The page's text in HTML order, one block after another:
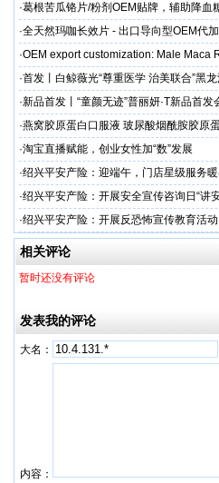
·葛根苦瓜铬片/粉剂OEM贴牌，辅助降血
·全天然玛咖长效片 - 出口导向型OEM代
加剂
·OEM export customization: Male Maca
·首发丨白鲸薇光“尊重医学 治美联合”黑
超龙医美成功举办！胶原领域创新突破，
·新品首发丨“童颜无迹”普丽妍·T新品首
成功举办 李远宏教授受邀参会并进行相
·燕窝胶原蛋白口服液 玻尿酸烟酰胺胶原
牌
·淘宝直播赋能，创业女性加“数”发展
·绍兴平安产险：迎端午，门店星级服务
·绍兴平安产险：开展安全宣传咨询日“讲
·绍兴平安产险：开展反恐怖宣传教育活动
相关评论
暂时还没有评论
发表我的评论
大名：
内容：